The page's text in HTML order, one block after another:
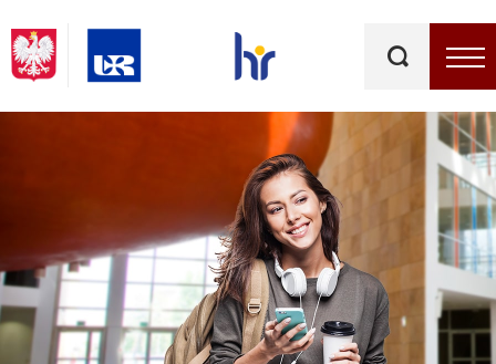
kluczowe